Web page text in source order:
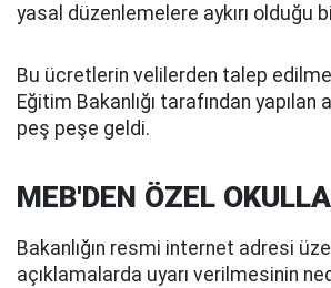
yasal düzenlemelere aykırı olduğu
Bu ücretlerin velilerden talep
Eğitim Bakanlığı tarafından yapılan
peş peşe geldi.
MEB'DEN ÖZEL
Bakanlığın resmi internet adresi
açıklamalarda uyarı verilmesinin